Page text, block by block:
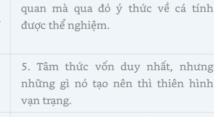
quan mà qua đó ý thức về cá tính
được thể nghiệm.
5. Tâm thức vốn duy nhất, nhưng
những gì nó tạo nên thì thiên hình
vạn trạng.